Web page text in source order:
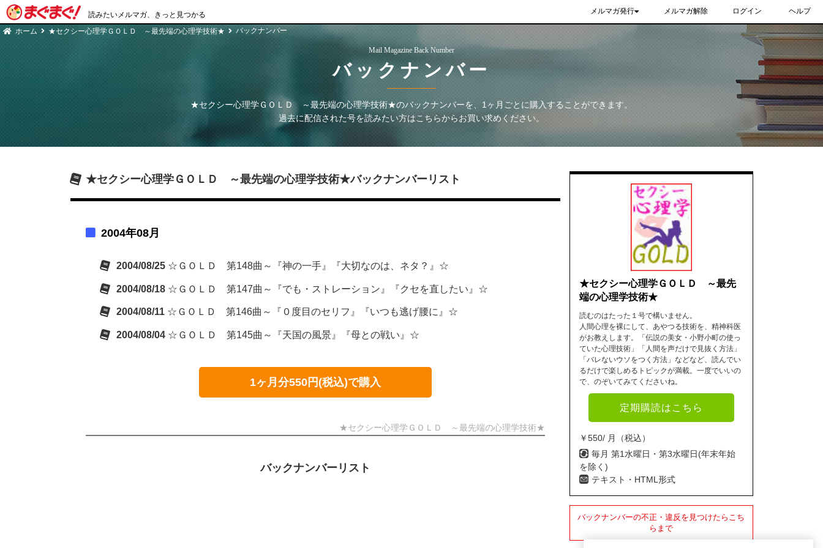
読みたいメルマガ、きっと見つかる メルマガ発行 メルマガ解除 ログイン ヘルプ
ホーム ★セクシー心理学ＧＯＬＤ ～最先端の心理学技術★ バックナンバー
Mail Magazine Back Number
バックナンバー
★セクシー心理学ＧＯＬＤ ～最先端の心理学技術★のバックナンバーを、1ヶ月ごとに購入することができます。
過去に配信された号を読みたい方はこちらからお買い求めください。
★セクシー心理学ＧＯＬＤ ～最先端の心理学技術★バックナンバーリスト
2004年08月
2004/08/25 ☆ＧＯＬＤ 第148曲～『神の一手』『大切なのは、ネタ？』☆
2004/08/18 ☆ＧＯＬＤ 第147曲～『でも・ストレーション』『クセを直したい』☆
2004/08/11 ☆ＧＯＬＤ 第146曲～『０度目のセリフ』『いつも逃げ腰に』☆
2004/08/04 ☆ＧＯＬＤ 第145曲～『天国の風景』『母との戦い』☆
1ヶ月分550円(税込)で購入
★セクシー心理学ＧＯＬＤ ～最先端の心理学技術★
バックナンバーリスト
★セクシー心理学ＧＯＬＤ ～最先
端の心理学技術★
読むのはたった１号で構いません。
人間心理を裸にして、あやつる技術を、精神科医
がお教えします。「伝説の美女・小野小町の使っ
ていた心理技術」「人間を声だけで見抜く方法」
「バレないウソをつく方法」などなど、読んでい
るだけで楽しめるトピックが満載。一度でいいの
で、のぞいてみてくださいね。
定期購読はこちら
￥550/ 月（税込）
毎月 第1水曜日・第3水曜日(年末年始
を除く)
テキスト・HTML形式
バックナンバーの不正・違反を見つけたらこち
らまで